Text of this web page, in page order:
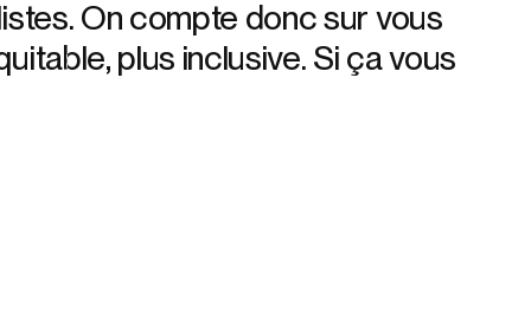
On compte donc sur vous
plus inclusive. Si ça vous